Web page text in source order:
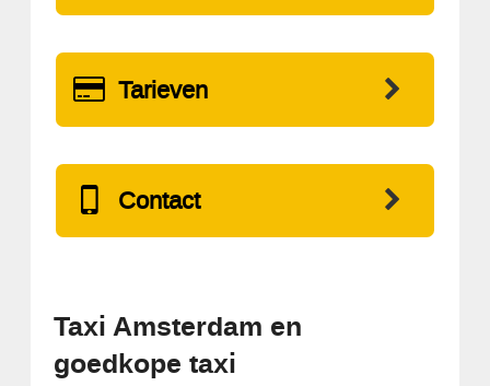
Tarieven
Contact
Taxi Amsterdam en
goedkope taxi